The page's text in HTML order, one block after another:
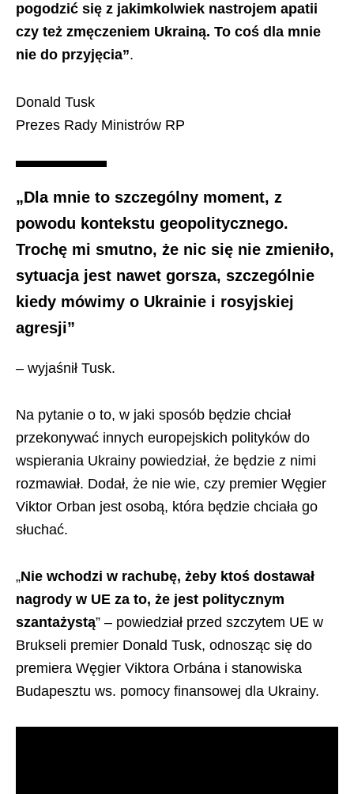
pogodzić się z jakimkolwiek nastrojem apatii
czy też zmęczeniem Ukrainą. To coś dla mnie
nie do przyjęcia”.
Donald Tusk
Prezes Rady Ministrów RP
„Dla mnie to szczególny moment, z
powodu kontekstu geopolitycznego.
Trochę mi smutno, że nic się nie zmieniło,
sytuacja jest nawet gorsza, szczególnie
kiedy mówimy o Ukrainie i rosyjskiej
agresji”
– wyjaśnił Tusk.
Na pytanie o to, w jaki sposób będzie chciał
przekonywać innych europejskich polityków do
wspierania Ukrainy powiedział, że będzie z nimi
rozmawiał. Dodał, że nie wie, czy premier Węgier
Viktor Orban jest osobą, która będzie chciała go
słuchać.
„Nie wchodzi w rachubę, żeby ktoś dostawał
nagrody w UE za to, że jest politycznym
szantażystą” – powiedział przed szczytem UE w
Brukseli premier Donald Tusk, odnosząc się do
premiera Węgier Viktora Orbána i stanowiska
Budapesztu ws. pomocy finansowej dla Ukrainy.